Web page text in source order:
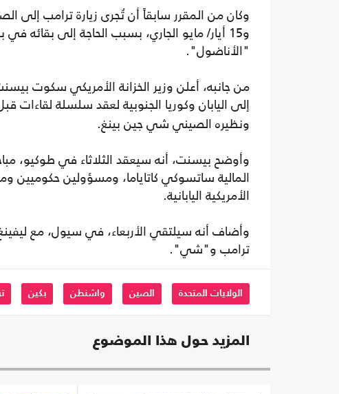
و15 أيار/ مايو الجاري، بسبب الحاجة إلى
"الأناضول".
من جانبه، أعلن وزير الخزانة الأمريكي سكوت
إلى اليابان وكوريا الجنوبية لعقد سلسلة لقاءات
ونظيره الصيني شي جين بينغ.
وأوضح بيسنت، أنه سيعقد الثلاثاء في طوكيو،
المالية ساتسوكي كاتاياما، ومسؤولين حكوميين
الأمريكية اليابانية.
وأضاف أنه سيلتقي الأربعاء، في سيول، مع
ترامب و"شي".
الولايات المتحدة الصين واشنطن بكين
المزيد حول هذا الموضوع